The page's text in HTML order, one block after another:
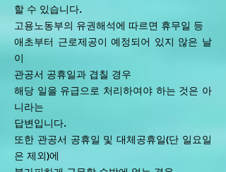
할 수 있습니다.
고용노동부의 유권해석에 따르면 휴무일 등
애초부터 근로제공이 예정되어 있지 않은 날
이
관공서 공휴일과 겹칠 경우
해당 일을 유급으로 처리하여야 하는 것은 아
니라는
답변입니다.
또한 관공서 공휴일 및 대체공휴일(단 일요일
은 제외)에